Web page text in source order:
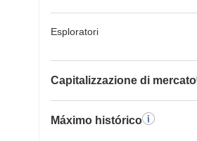
Esploratori
Capitalizzazione di mercato
Máximo histórico